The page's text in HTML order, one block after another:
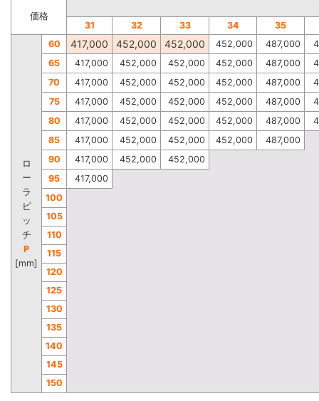
価格
31
32 33 34 35
ロ
ー
ラ
ピ
ッ
チ
P
[mm]
60 417,000 452,000 452,000 452,000 487,000
65
417,000 452,000 452,000 452,000 487,000
70
417,000 452,000 452,000 452,000 487,000
75
417,000 452,000 452,000 452,000 487,000
80
417,000 452,000 452,000 452,000 487,000
85
417,000 452,000 452,000 452,000
487,000
90
417,000 452,000
452,000
95
417,000
100
105
110
115
120
125
130
135
140
145
150